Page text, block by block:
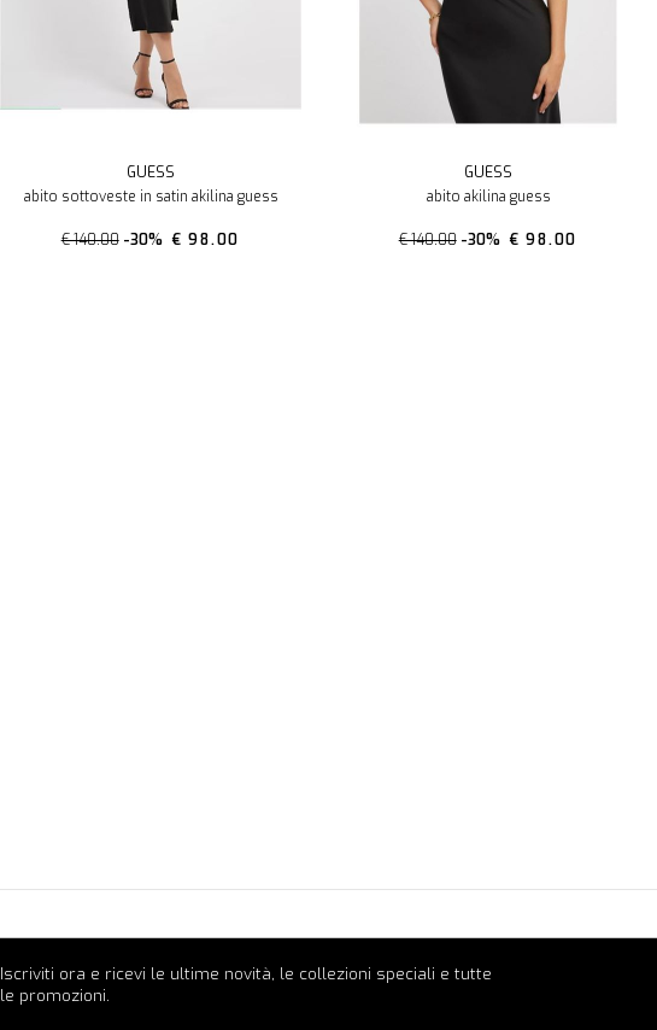
GUESS
abito sottoveste in satin akilina guess
€ 140.00 -30% € 98.00
GUESS
abito akilina guess
€ 140.00 -30% € 98.00
Iscriviti ora e ricevi le ultime novità, le collezioni speciali e tutte
le promozioni.